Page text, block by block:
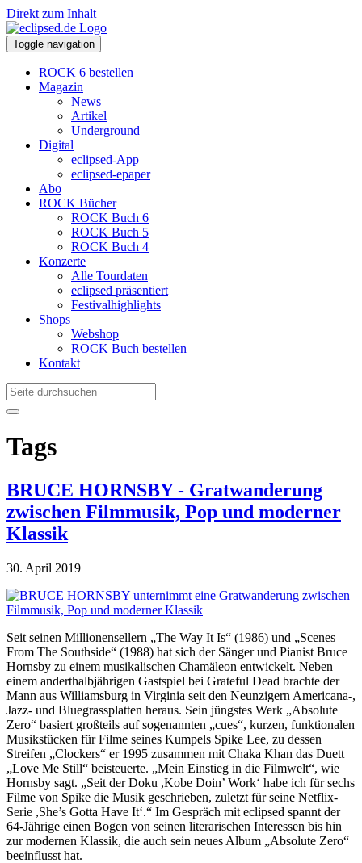
Direkt zum Inhalt
Toggle navigation
ROCK 6 bestellen
Magazin
News
Artikel
Underground
Digital
eclipsed-App
eclipsed-epaper
Abo
ROCK Bücher
ROCK Buch 6
ROCK Buch 5
ROCK Buch 4
Konzerte
Alle Tourdaten
eclipsed präsentiert
Festivalhighlights
Shops
Webshop
ROCK Buch bestellen
Kontakt
Tags
BRUCE HORNSBY - Gratwanderung
zwischen Filmmusik, Pop und moderner
Klassik
30. April 2019
Seit seinen Millionensellern „The Way It Is“ (1986) und „Scenes
From The Southside“ (1988) hat sich der Sänger und Pianist Bruce
Hornsby zu einem musikalischen Chamäleon entwickelt. Neben
einem anderthalbjährigen Gastspiel bei Grateful Dead brachte der
Mann aus Williamsburg in Virginia seit den Neunzigern Americana-,
Jazz- und Bluegrassplatten heraus. Sein jüngstes Werk „Absolute
Zero“ basiert großteils auf sogenannten „cues“, kurzen, funktionalen
Musikstücken für Filme seines Kumpels Spike Lee, zu dessen
Streifen „Clockers“ er 1995 zusammen mit Chaka Khan das Duett
„Love Me Still“ beisteuerte. „Mein Einstieg in die Filmwelt“, wie
Hornsby sagt. „Seit der Doku ,Kobe Doin’ Work‘ habe ich für sechs
Filme von Spike die Musik geschrieben, zuletzt für seine Netflix-
Serie ,She’s Gotta Have It‘.“ Im Gespräch mit eclipsed spannt der
64-Jährige einen Bogen von seinen literarischen Interessen bis hin
zur modernen Klassik, die auch sein neues Album „Absolute Zero“
beeinflusst hat.